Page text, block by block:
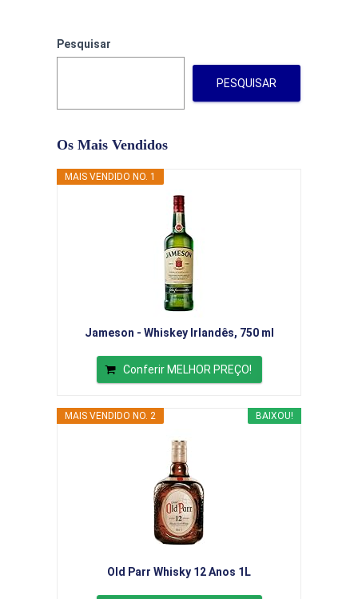
Pesquisar
PESQUISAR
Os Mais Vendidos
MAIS VENDIDO NO. 1
Jameson - Whiskey Irlandês, 750 ml
Conferir MELHOR PREÇO!
BAIXOU!
MAIS VENDIDO NO. 2
Old Parr Whisky 12 Anos 1L